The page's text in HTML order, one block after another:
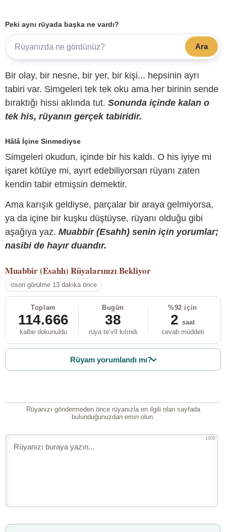
Peki aynı rüyada başka ne vardı?
Ara
Bir olay, bir nesne, bir yer, bir kişi... hepsinin ayrı
tabiri var. Simgeleri tek tek oku ama her birinin sende
bıraktığı hissi aklında tut. Sonunda içinde kalan o
tek his, rüyanın gerçek tabiridir.
Hâlâ İçine Sinmediyse
Simgeleri okudun, içinde bir his kaldı. O his iyiye mi
işaret kötüye mi, ayırt edebiliyorsan rüyanı zaten
kendin tabir etmişsin demektir.
Ama karışık geldiyse, parçalar bir araya gelmiyorsa,
ya da içine bir kuşku düştüyse, rüyanı olduğu gibi
aşağıya yaz. Muabbir (Esahh) senin için yorumlar;
nasibi de hayır duandır.
Muabbir (Esahh) Rüyalarınızı Bekliyor
son görülme 13 dakika önce
Toplam
114.666
kalbe dokunuldu
Bugün
38
rüya te’vîl kılındı
%92 için
2 saat
cevab müddeti
Rüyam yorumlandı mı?
Rüyanızı göndermeden önce rüyanızla en ilgili olan sayfada
bulunduğunuzdan emin olun.
1000